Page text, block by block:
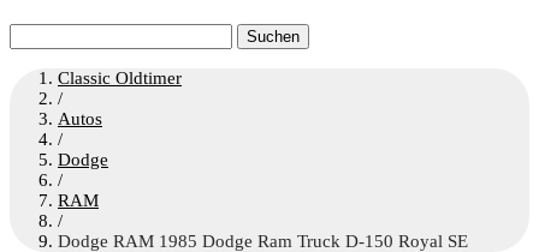
nach:
Classic Oldtimer
/
Autos
/
Dodge
/
RAM
/
Dodge RAM 1985 Dodge Ram Truck D-150 Royal SE